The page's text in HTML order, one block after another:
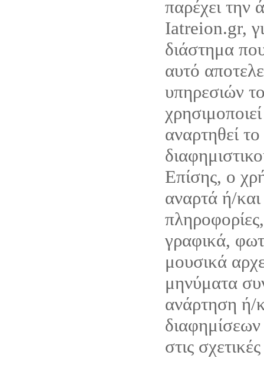
παρέχει την
Iatreion.gr,
διάστημα
αυτό
υπηρεσιών
αναρτηθεί
Επίσης, ο
αναρτά ή/και
γραφικά,
μουσικά
μηνύματα
ανάρτηση ή/
στις